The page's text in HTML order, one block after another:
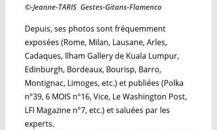
©-Jeanne-TARIS Gestes-Gitans-Flamenco
Depuis, ses photos sont fréquemment
exposées (Rome, Milan, Lausane, Arles,
Cadaques, Ilham Gallery de Kuala Lumpur,
Edinburgh, Bordeaux, Bourisp, Barro,
Montignac, Limoges, etc.) et publiées (Polka
n°39, 6 MOIS n°16, Vice, Le Washington Post,
LFI Magazine n°7, etc.) et saluées par les
experts.